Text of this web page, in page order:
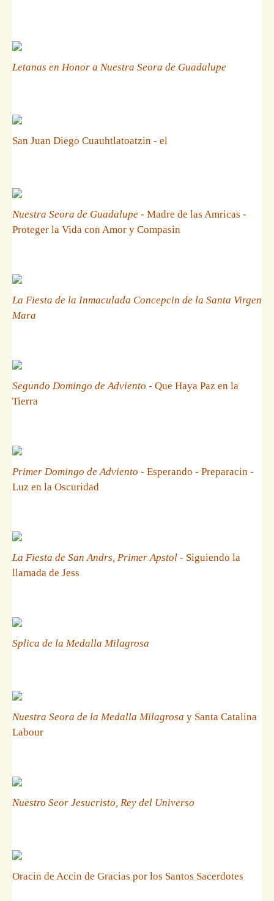
Letanas en Honor a Nuestra Seora de Guadalupe
San Juan Diego Cuauhtlatoatzin - el
Nuestra Seora de Guadalupe - Madre de las Amricas -
Proteger la Vida con Amor y Compasin
La Fiesta de la Inmaculada Concepcin de la Santa Virgen
Mara
Segundo Domingo de Adviento - Que Haya Paz en la
Tierra
Primer Domingo de Adviento - Esperando - Preparacin -
Luz en la Oscuridad
La Fiesta de San Andrs, Primer Apstol - Siguiendo la
llamada de Jess
Splica de la Medalla Milagrosa
Nuestra Seora de la Medalla Milagrosa y Santa Catalina
Labour
Nuestro Seor Jesucristo, Rey del Universo
Oracin de Accin de Gracias por los Santos Sacerdotes